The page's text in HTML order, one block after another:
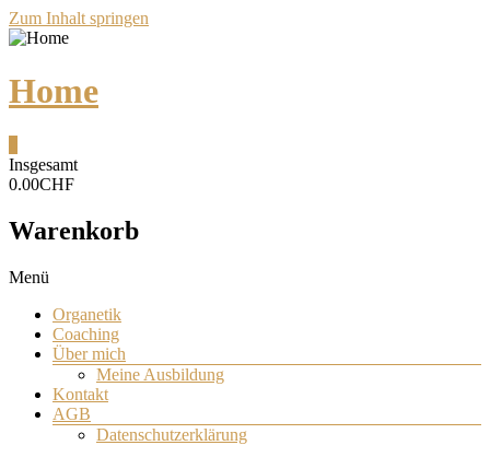
Zum Inhalt springen
Home
Insgesamt
0.00CHF
Warenkorb
Menü
Organetik
Coaching
Über mich
Meine Ausbildung
Kontakt
AGB
Datenschutzerklärung